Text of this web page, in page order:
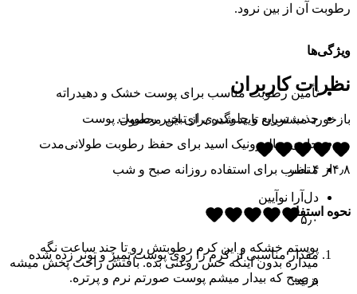
رطوبت آن از بین نرود.
ویژگی‌ها
تأمین رطوبت مناسب برای پوست خشک و دهیدراته
جذب سریع و جلوگیری از تبخیر رطوبت پوست
حاوی هیالورونیک اسید برای حفظ رطوبت طولانی‌مدت
مناسب برای استفاده روزانه صبح و شب
نحوه استفاده
مقدار مناسبی از کرم را روی پوست تمیز و تونر زده شده
بزنید.
نظرات کاربران
بازخورد مشتریان تایید شده برای این محصول.
۴٫۸از ۴نظر
دل‌آرا نوآیین
۵٫۰
پوستم خشکه و این کرم رطوبتش رو تا چند ساعت نگه
میداره بدون اینکه حس روغنی بده. بافتش راحت پخش میشه
و صبح که بیدار میشم پوست صورتم نرم و پرتره.